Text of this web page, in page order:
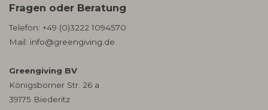
Fragen oder Beratung
Telefon: +49 (0)3222 1094570
Mail: info@greengiving.de
Greengiving BV
Königsborner Str. 26 a
39175 Biederitz